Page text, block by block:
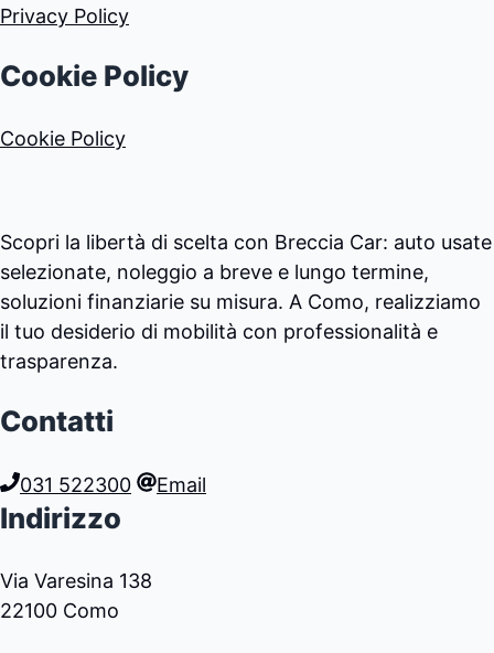
Privacy Policy
Cookie Policy
Cookie Policy
Scopri la libertà di scelta con Breccia Car: auto usate
selezionate, noleggio a breve e lungo termine,
soluzioni finanziarie su misura. A Como, realizziamo
il tuo desiderio di mobilità con professionalità e
trasparenza.
Contatti
031 522300 Email
Indirizzo
Via Varesina 138
22100 Como